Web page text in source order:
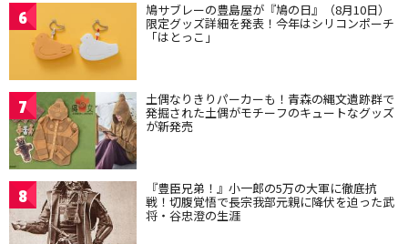
6 鳩サブレーの豊島屋が『鳩の日』（8月10日）
限定グッズ詳細を発表！今年はシリコンポーチ
「はとっこ」
7 土偶なりきりパーカーも！青森の縄文遺跡群で
発掘された土偶がモチーフのキュートなグッズ
が新発売
8 『豊臣兄弟！』小一郎の5万の大軍に徹底抗
戦！切腹覚悟で長宗我部元親に降伏を迫った武
将・谷忠澄の生涯